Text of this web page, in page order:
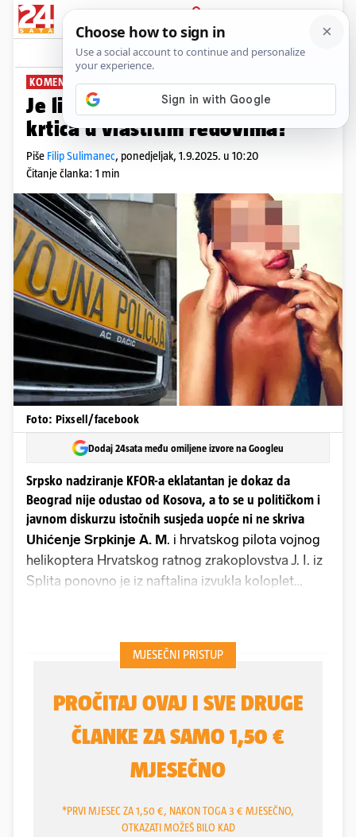
PRIJAVA
News Komentari
KOMENTIRA FILIP SULIMANEC PLUS+
Je li itko siguran od špijuna i
krtica u vlastitim redovima?
Piše Filip Sulimanec, ponedjeljak, 1.9.2025. u 10:20
Čitanje članka: 1 min
Foto: Pixsell/facebook
Dodaj 24sata među omiljene izvore na Googleu
Srpsko nadziranje KFOR-a eklatantan je dokaz da
Beograd nije odustao od Kosova, a to se u političkom i
javnom diskurzu istočnih susjeda uopće ni ne skriva
Uhićenje Srpkinje A. M. i hrvatskog pilota vojnog
helikoptera Hrvatskog ratnog zrakoplovstva J. I. iz
Splita ponovno je iz naftalina izvukla koloplet
Hrvatsko-srpski Julius i Ethel Rosenberg uhićeni su
prvi put prije mjesec dana na Visu, a tereti ih se za
informacijama, A. M. je od svojega partnera
dobivala podatke o kretanju i planovima KFOR-
ovih snaga na sjeveru Kosova, koje je potom
prosljeđivala čelnicima Srpske liste, glavne
surađuje s vlastima u Beogradu.